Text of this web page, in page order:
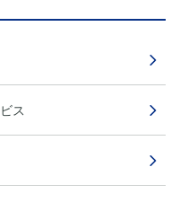
ス